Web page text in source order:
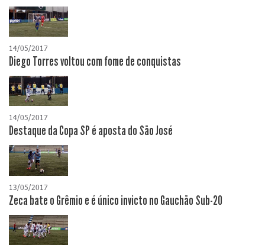
14/05/2017
Diego Torres voltou com fome de conquistas
14/05/2017
Destaque da Copa SP é aposta do São José
13/05/2017
Zeca bate o Grêmio e é único invicto no Gauchão Sub-20